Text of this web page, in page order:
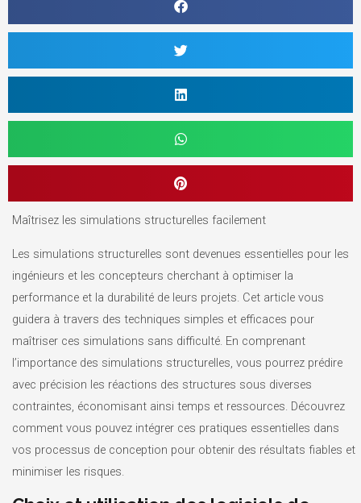
Maîtrisez les simulations structurelles facilement
Les simulations structurelles sont devenues essentielles pour les
ingénieurs et les concepteurs cherchant à optimiser la
performance et la durabilité de leurs projets. Cet article vous
guidera à travers des techniques simples et efficaces pour
maîtriser ces simulations sans difficulté. En comprenant
l’importance des simulations structurelles, vous pourrez prédire
avec précision les réactions des structures sous diverses
contraintes, économisant ainsi temps et ressources. Découvrez
comment vous pouvez intégrer ces pratiques essentielles dans
vos processus de conception pour obtenir des résultats fiables et
minimiser les risques.